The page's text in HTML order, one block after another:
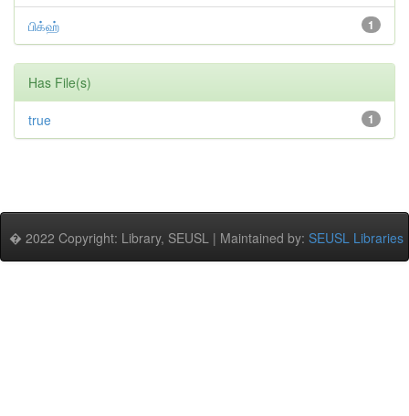
1
பிக்ஹ்
Has File(s)
1
true
� 2022 Copyright: Library, SEUSL | Maintained by: SEUSL Libraries